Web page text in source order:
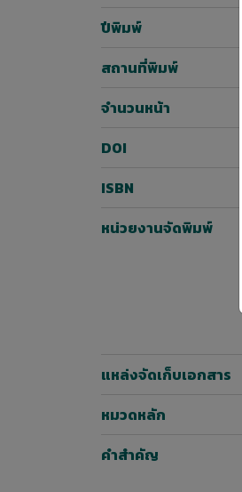
ปีพิมพ์
สถานที่พิมพ์
จำนวนหน้า
DOI
ISBN
หน่วยงานจัดพิมพ์
แหล่งจัดเก็บเอกสาร
หมวดหลัก
คำสำคัญ